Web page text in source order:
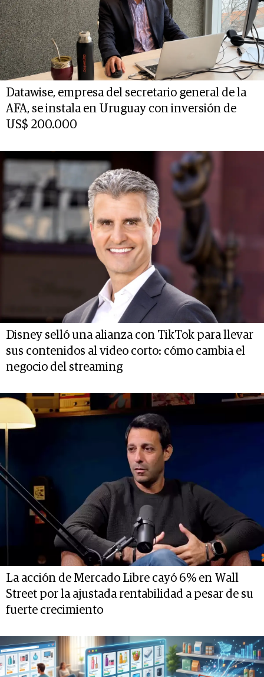
Datawise, empresa del secretario general de la
AFA, se instala en Uruguay con inversión de
US$ 200.000
Disney selló una alianza con TikTok para llevar
sus contenidos al video corto: cómo cambia el
negocio del streaming
La acción de Mercado Libre cayó 6% en Wall
Street por la ajustada rentabilidad a pesar de su
fuerte crecimiento